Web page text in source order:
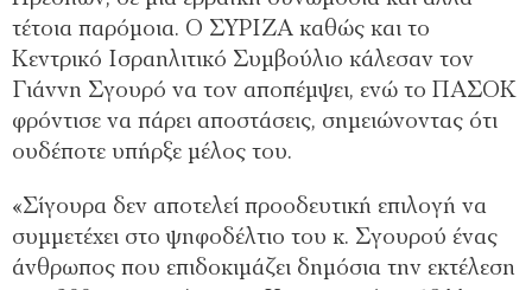
τέτοια παρόμοια. Ο ΣΥΡΙΖΑ καθώς και το
Κεντρικό Ισραηλιτικό Συμβούλιο κάλεσαν τον
Γιάννη Σγουρό να τον αποπέμψει, ενώ το ΠΑΣΟΚ
φρόντισε να πάρει αποστάσεις, σημειώνοντας ότι
ουδέποτε υπήρξε μέλος του.
«Σίγουρα δεν αποτελεί προοδευτική επιλογή να
συμμετέχει στο ψηφοδέλτιο του κ. Σγουρού ένας
άνθρωπος που επιδοκιμάζει δημόσια την εκτέλεση